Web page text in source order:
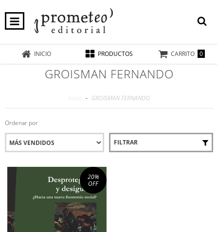
INICIO PRODUCTOS CARRITO 0
GROISMAN FERNANDO
- GROISMAN FERNANDO
Ordenar por
FILTRAR
20%
OFF